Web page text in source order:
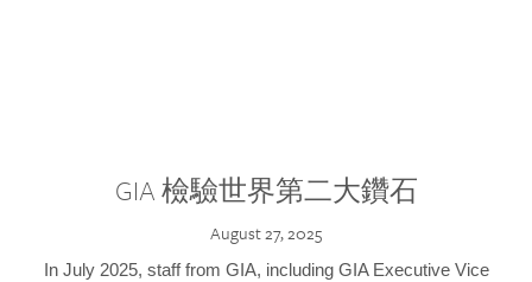
GIA 檢驗世界第二大鑽石
August 27, 2025
In July 2025, staff from GIA, including GIA Executive Vice